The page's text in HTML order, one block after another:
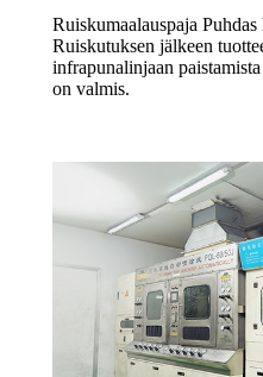
Ruiskumaalauspaja Puhdas
Ruiskutuksen jälkeen
infrapunalinjaan
on valmis.